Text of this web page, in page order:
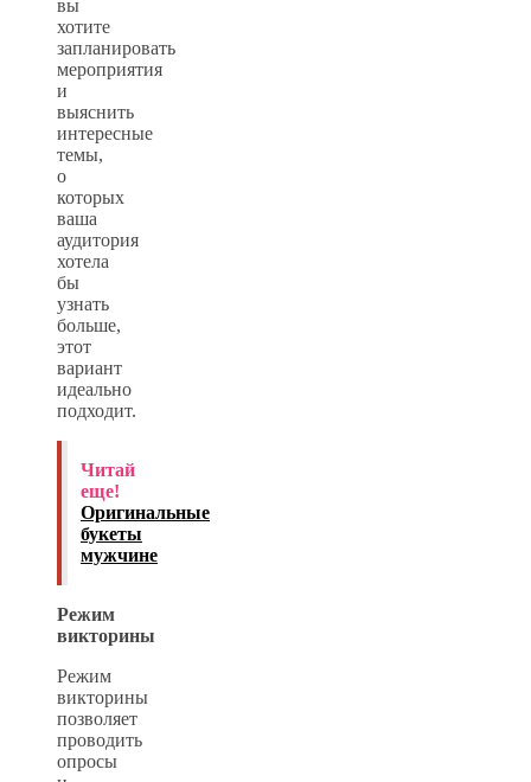
вы
хотите
запланировать
мероприятия
и
выяснить
интересные
темы,
о
которых
ваша
аудитория
хотела
бы
узнать
больше,
этот
вариант
идеально
подходит.
Читай
еще!
Оригинальные
букеты
мужчине
Режим
викторины
Режим
викторины
позволяет
проводить
опросы